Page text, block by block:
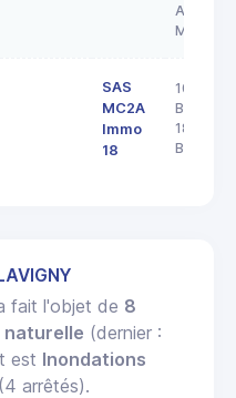
AMAND
SAS
MC2A
Immo
18
103 rue
Barbès
18000
fait l'objet de 8
(dernier :
est Inondations
(4 arrêtés).